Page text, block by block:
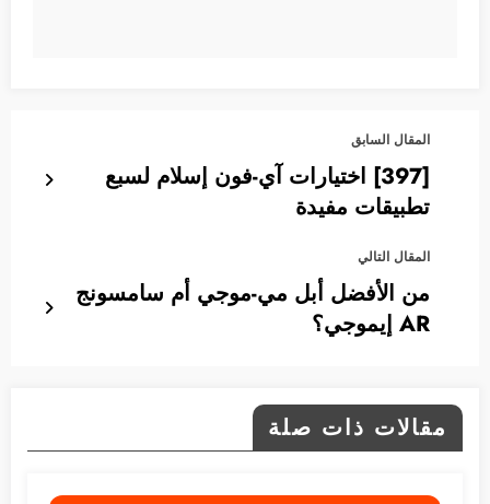
المقال السابق
[397] اختيارات آي-فون إسلام لسبع
تطبيقات مفيدة
المقال التالي
من الأفضل أبل مي-موجي أم سامسونج
AR إيموجي؟
مقالات ذات صلة